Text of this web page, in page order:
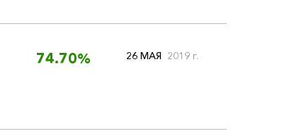
74.70% 26 МАЯ 2019 г.